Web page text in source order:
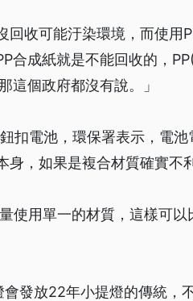
回收可能汙染環境，而使用
合成紙就是不能回收的，
這個政府都沒有說。」
扣電池，環保署表示，電池
，如果是複合材質確實不
使用單一的材質，這樣可以
發放22年小提燈的傳統，